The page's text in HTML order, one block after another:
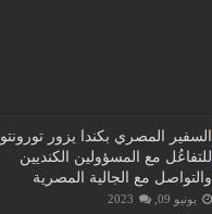
السفير المصري بكندا يزور تورونتو
للتفاعُل مع المسؤولين الكنديين
والتواصل مع الجالية المصرية
يونيو 09, 2023